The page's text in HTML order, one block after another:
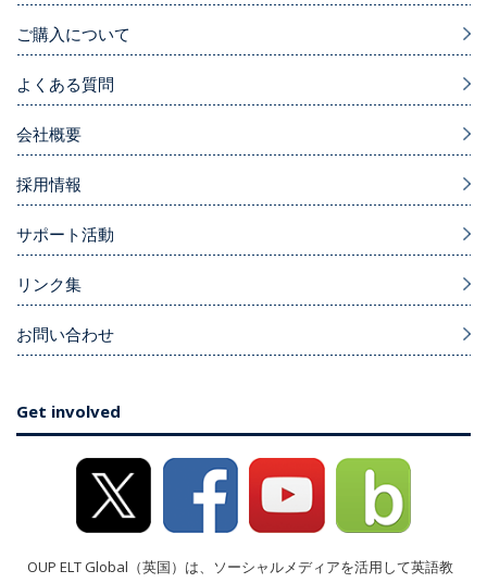
ご購入について
よくある質問
会社概要
採用情報
サポート活動
リンク集
お問い合わせ
Get involved
OUP ELT Global（英国）は、ソーシャルメディアを活用して英語教